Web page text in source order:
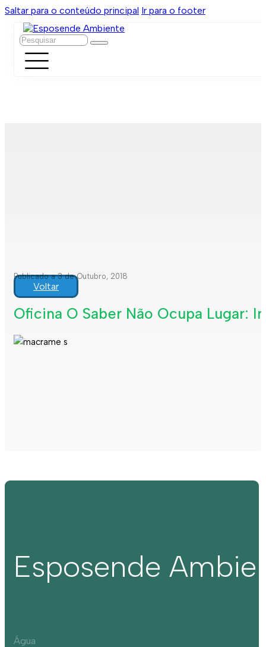
Saltar para o conteúdo principal Ir para o footer
Pesquisar
Publicado a 3 de Outubro, 2018
Voltar
Oficina O Saber Não Ocupa Lugar:
Esposende
Água